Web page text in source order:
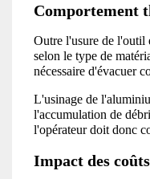
Comportement
Outre l'usure de l'outil
selon le type de
nécessaire d'évacuer
L'usinage de
l'accumulation de
l'opérateur doit donc
Impact des